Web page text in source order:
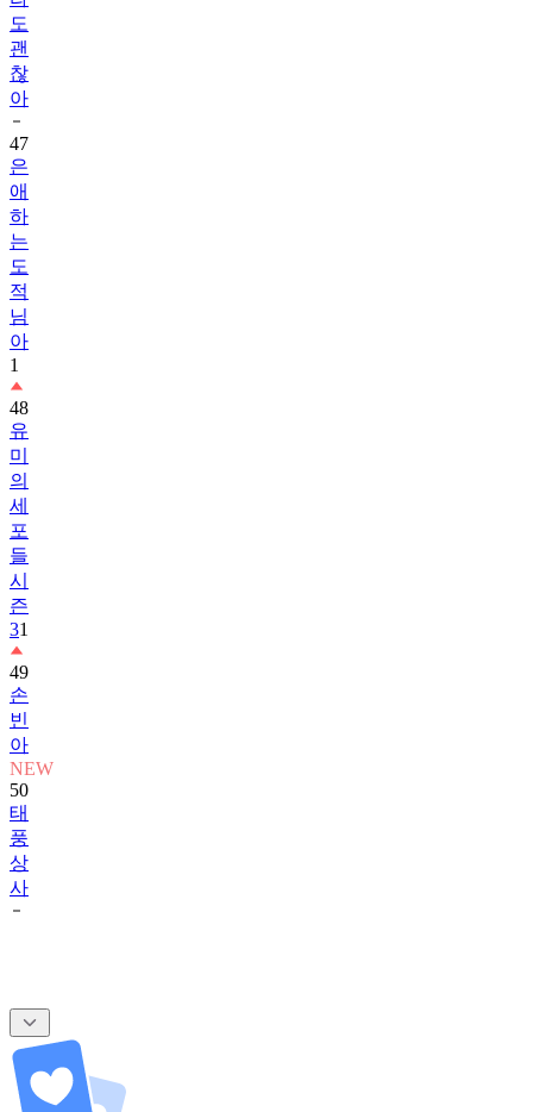
도
괜
찮
아
47
은
애
하
는
도
적
님
아
1
48
유
미
의
세
포
들
시
즌
31
49
손
빈
아
NEW
50
태
풍
상
사